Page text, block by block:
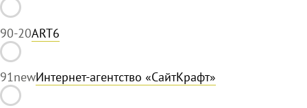
90-20ART6
91newИнтернет-агентство «СайтКрафт»